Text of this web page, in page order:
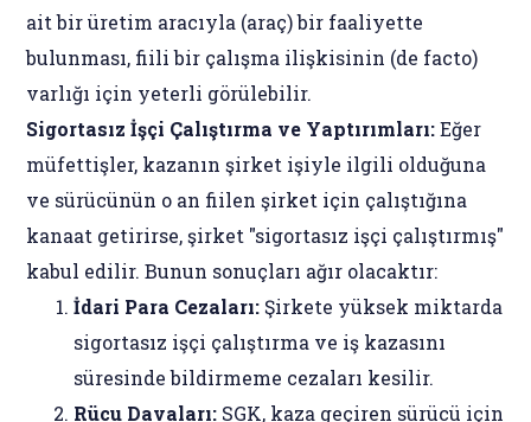
ait bir üretim aracıyla (araç) bir faaliyette
bulunması, fiili bir çalışma ilişkisinin (de facto)
varlığı için yeterli görülebilir.
Sigortasız İşçi Çalıştırma ve Yaptırımları:Eğer
müfettişler, kazanın şirket işiyle ilgili olduğuna
ve sürücünün o an fiilen şirket için çalıştığına
kanaat getirirse, şirket "sigortasız işçi çalıştırmış"
kabul edilir. Bunun sonuçları ağır olacaktır:
İdari Para Cezaları: Şirkete yüksek miktarda
sigortasız işçi çalıştırma ve iş kazasını
süresinde bildirmeme cezaları kesilir.
Rücu Davaları: SGK, kaza geçiren sürücü için